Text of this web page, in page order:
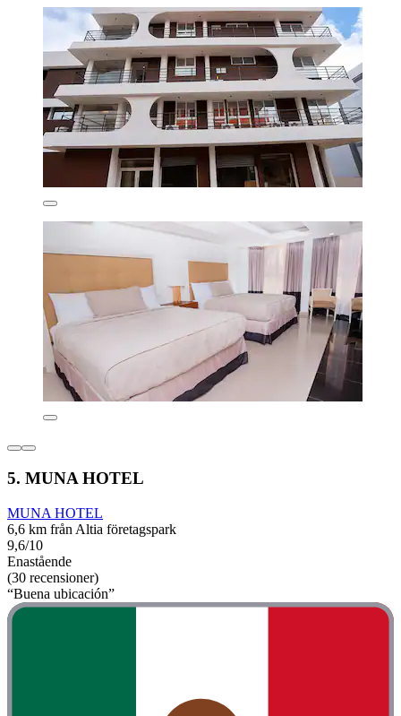
5. MUNA HOTEL
MUNA HOTEL
6,6 km från Altia företagspark
9,6/10
Enastående
(30 recensioner)
“Buena ubicación”